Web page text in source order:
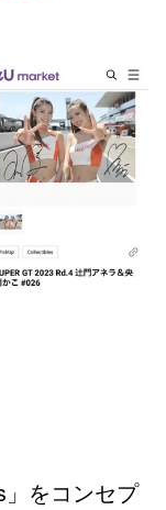
をコンセプ